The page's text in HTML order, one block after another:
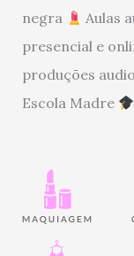
negra
Aulas
presencial e
produções
Escola Madre